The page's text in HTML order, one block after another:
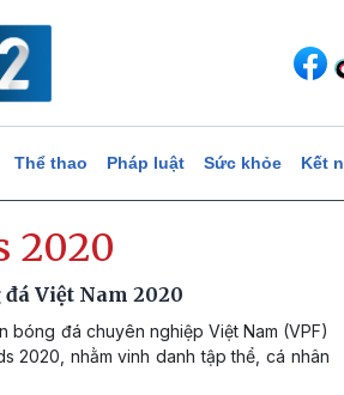
Thể thao Pháp luật Sức khỏe Kết
2020
Việt Nam 2020
bóng đá chuyên nghiệp Việt Nam (VPF)
2020, nhằm vinh danh tập thể, cá nhân